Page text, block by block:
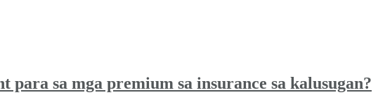
sa mga premium sa insurance sa kalusugan?